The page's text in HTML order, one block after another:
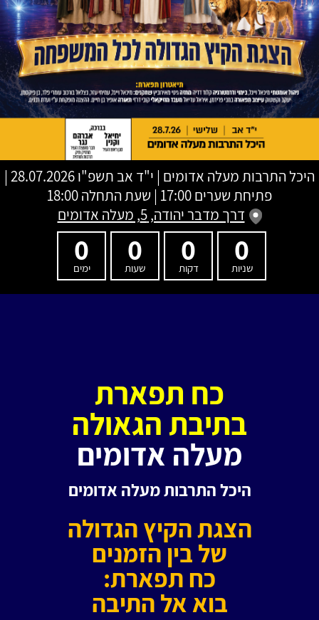
היכל התרבות מעלה אדומים | י"ד אב תשפ"ו
28.07.2026 |
פתיחת שערים 17:00 | שעת התחלה 18:00
דרך מדבר יהודה, 5, מעלה אדומים
0
שניות
0
דקות
0
שעות
0
ימים
כח תפארת
בתיבת הגאולה
מעלה אדומים
היכל התרבות מעלה אדומים
הצגת הקיץ הגדולה
של בין הזמנים
כח תפארת:
בוא אל התיבה